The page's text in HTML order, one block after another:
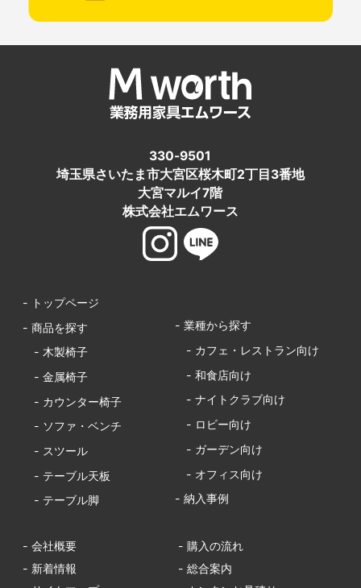
330-9501
埼玉県さいたま市大宮区桜木町2丁目3番地
大宮マルイ7階
株式会社エムワース
- トップページ
- 商品を探す
- 木製椅子
- 金属椅子
- カウンター椅子
- ソファ・ベンチ
- スツール
- テーブル天板
- テーブル脚
- 業種から探す
- カフェ・レストラン向け
- 和食店向け
- ナイトクラブ向け
- ロビー向け
- ガーデン向け
- オフィス向け
- 納入事例
- 会社概要
- 購入の流れ
- 新着情報
- 総合案内